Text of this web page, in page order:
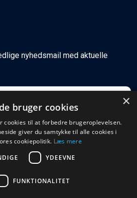
nyhedsmail med aktuelle
Tilmeld
×
bruger cookies
cookies til at forbedre brugeroplevelsen.
giver du samtykke til alle cookies i
cookiepolitik. Læs mere
YDEEVNE
FUNKTIONALITET